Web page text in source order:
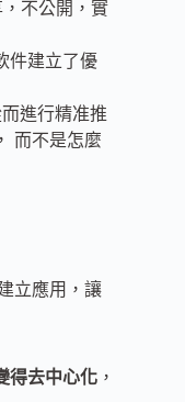
不公開，實
件建立了優
進行精准推
而不是怎麼
立應用，讓
得去中心化 ，